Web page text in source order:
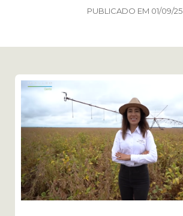
PUBLICADO EM 01/09/25